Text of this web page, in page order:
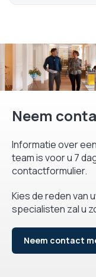
Neem
Informatie over
team is voor u 7
contactformulier.
Kies de reden van
specialisten zal u
Neem contact